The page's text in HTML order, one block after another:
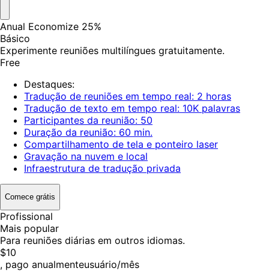
Anual Economize 25%
Básico
Experimente reuniões multilíngues gratuitamente.
Free
Destaques:
Tradução de reuniões em tempo real: 2 horas
Tradução de texto em tempo real: 10K palavras
Participantes da reunião: 50
Duração da reunião: 60 min.
Compartilhamento de tela e ponteiro laser
Gravação na nuvem e local
Infraestrutura de tradução privada
Comece grátis
Profissional
Mais popular
Para reuniões diárias em outros idiomas.
$10
, pago anualmenteusuário/mês